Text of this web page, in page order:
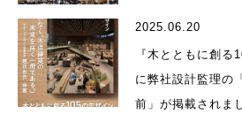
2025.06.20
『木とともに創る
に弊社設計監理の
前」が掲載されま